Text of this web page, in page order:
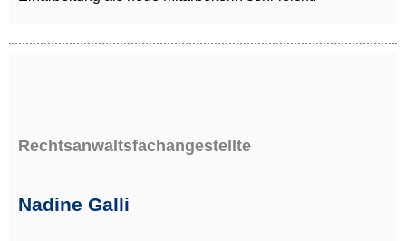
Rechtsanwaltsfachangestellte
Nadine Galli